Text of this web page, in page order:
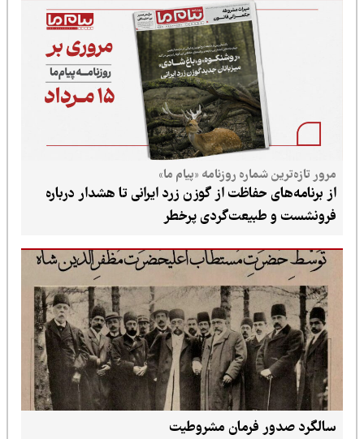
مرور تازه‌ترین شماره روزنامه «پیام ما»
از برنامه‌های حفاظت از گوزن زرد ایرانی تا هشدار درباره
فرونشست و طبیعت‌گردی پرخطر
سالگرد صدور فرمان مشروطیت